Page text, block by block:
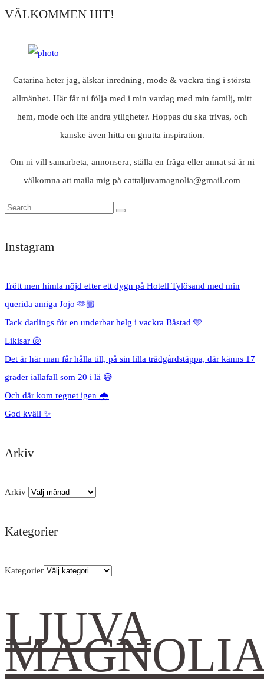
VÄLKOMMEN HIT!
Catarina heter jag, älskar inredning, mode & vackra ting i största
allmänhet. Här får ni följa med i min vardag med min familj, mitt
hem, mode och lite andra ytligheter. Hoppas du ska trivas, och
kanske även hitta en gnutta inspiration.
Om ni vill samarbeta, annonsera, ställa en fråga eller annat så är ni
välkomna att maila mig på cattaljuvamagnolia@gmail.com
Instagram
Trött men himla nöjd efter ett dygn på Hotell Tylösand med min
querida amiga Jojo 🫶🏼
Tack darlings för en underbar helg i vackra Båstad 🩵
Likisar 🐚
Det är här man får hålla till, på sin lilla trädgårdstäppa, där känns 17
grader iallafall som 20 i lä 😅
Och där kom regnet igen 🌧️
God kväll ✨
Arkiv
Arkiv
Kategorier
Kategorier
LJUVA